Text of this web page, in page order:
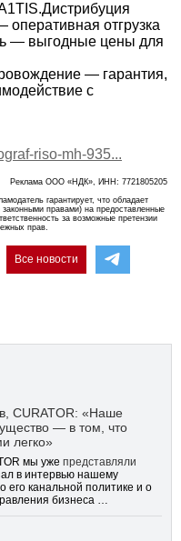
отгрузка
— выгодные цены для
— гарантия,
с
riso-mh-935...
Реклама ООО «НДК», ИНН: 7721805205
гарантирует, что обладает
правами) на предоставленные
за возможные претензии
прав.
Все новости
CURATOR: «Наше
— в том, что
легко»
мы уже представляли
в интервью нашему
канальной политике и о
бизнеса …